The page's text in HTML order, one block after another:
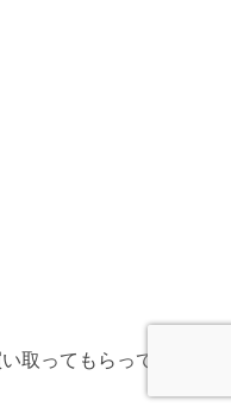
取ってもらっていま